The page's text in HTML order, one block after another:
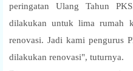
peringatan Ulang Tahun
dilakukan untuk lima rumah
renovasi. Jadi kami pengurus
dilakukan renovasi", tuturnya.